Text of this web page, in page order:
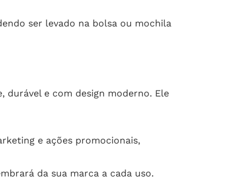
ser levado na bolsa ou mochila
durável e com design moderno. Ele
e ações promocionais,
da sua marca a cada uso.